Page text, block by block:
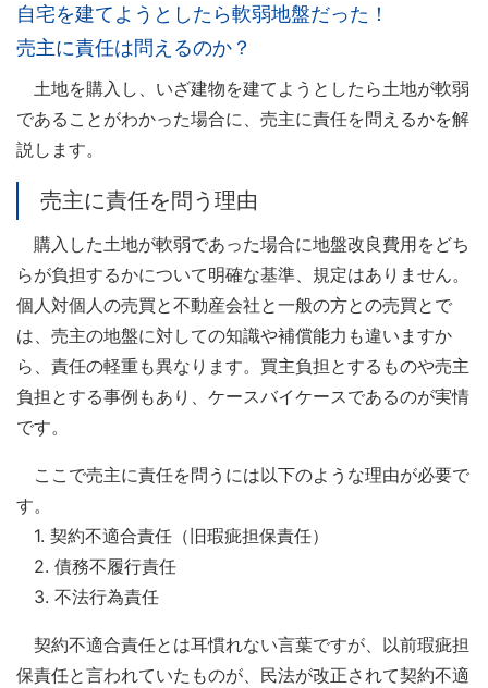
自宅を建てようとしたら軟弱地盤だった！
売主に責任は問えるのか？
土地を購入し、いざ建物を建てようとしたら土地が軟弱
であることがわかった場合に、売主に責任を問えるかを解
説します。
売主に責任を問う理由
購入した土地が軟弱であった場合に地盤改良費用をどち
らが負担するかについて明確な基準、規定はありません。
個人対個人の売買と不動産会社と一般の方との売買とで
は、売主の地盤に対しての知識や補償能力も違いますか
ら、責任の軽重も異なります。買主負担とするものや売主
負担とする事例もあり、ケースバイケースであるのが実情
です。
ここで売主に責任を問うには以下のような理由が必要で
す。
1. 契約不適合責任（旧瑕疵担保責任）
2. 債務不履行責任
3. 不法行為責任
契約不適合責任とは耳慣れない言葉ですが、以前瑕疵担
保責任と言われていたものが、民法が改正されて契約不適